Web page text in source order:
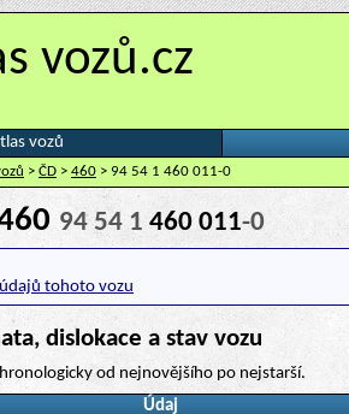
vozů.cz
vozů
> ČD > 460 > 94 54 1 460 011-0
94 54 1 460 011-0
tohoto vozu
dislokace a stav vozu
od nejnovějšího po nejstarší.
Údaj